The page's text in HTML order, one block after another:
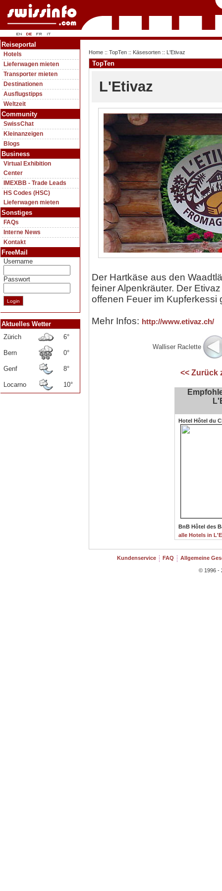
Reiseportal
Hotels
Lieferwagen mieten
Transporter mieten
Destinationen
Ausflugstipps
Weltzeit
Community
SwissChat
Kleinanzeigen
Blogs
Business
Virtual Exhibition
Center
IMEXBB - Trade Leads
HS Codes (HSC)
Lieferwagen mieten
Sonstiges
FAQs
Interne News
Kontakt
FreeMail
Username
Passwort
Aktuelles Wetter
Zürich
6°
Bern 0°
Genf 8°
Locarno 10°
Home :: TopTen :: Käsesorten :: L'Etivaz
TopTen
L'Etivaz
Der Hartkäse aus den
feiner Alpenkräuter. Der
offenen Feuer im Kupferkessi
Mehr Infos: http://www.etivaz.ch/
Walliser Raclette
<< Zurück
Hotel Hôtel du
BnB Hôtel des
alle Hotels in
Kundenservice FAQ Allgemeine
© 1996 -